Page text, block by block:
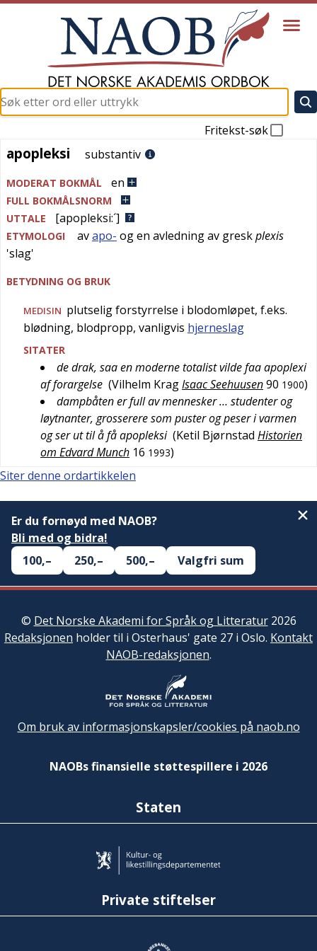
Fritekst-søk
apopleksi
apopleksi substantiv
MODERAT BOKMÅL en
FULL BOKMÅLSNORM
UTTALE
[apopleksi:´]
ETYMOLOGI avapo- og en avledning av greskplexis
'slag'
BETYDNING OG BRUK
MEDISIN plutselig forstyrrelse i blodomløpet, f.eks.
blødning, blodpropp, vanligvis hjerneslag
SITATER
de drak, saa en moderne totalist vilde faa apoplexi
af forargelse (Vilhelm KragIsaac Seehuusen90 1900)
dampbåten er full av mennesker … studenter og
løytnanter, grosserere som puster og peser i varmen
og ser ut til å få apopleksi (Ketil Bjørnstad Historien
om Edvard Munch 16 1993)
Siter denne ordartikkelen
Er du fornøyd med NAOB?
Bli med og bidra!
100,–
250,– 500,– Valgfri sum
© Det Norske Akademi for Språk og Litteratur2026
Redaksjonen holder til i Osterhaus' gate 27 i Oslo. Kontakt
NAOB-redaksjonen.
Om bruk av informasjonskapsler/cookies på naob.no
NAOBs finansielle støttespillere i 2026
Staten
Private stiftelser